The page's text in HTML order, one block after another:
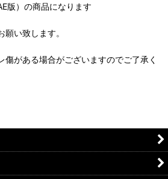
版）の商品になります
い致します。
傷がある場合がございますのでご了承く